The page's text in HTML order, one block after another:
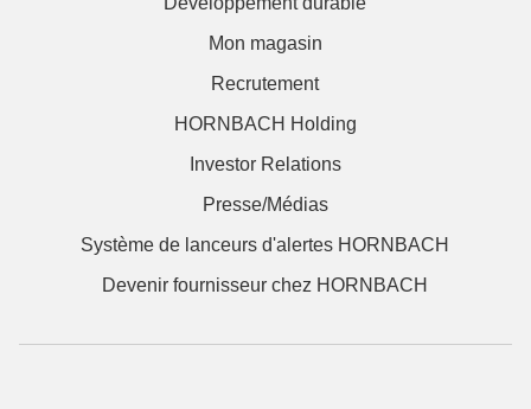
Mon magasin
Recrutement
HORNBACH Holding
Investor Relations
Presse/Médias
Système de lanceurs d'alertes HORNBACH
Devenir fournisseur chez HORNBACH